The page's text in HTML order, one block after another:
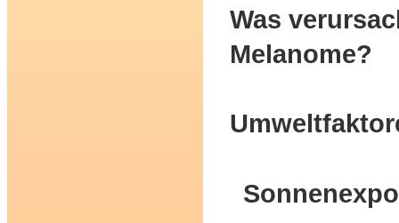
Was
Melanome?